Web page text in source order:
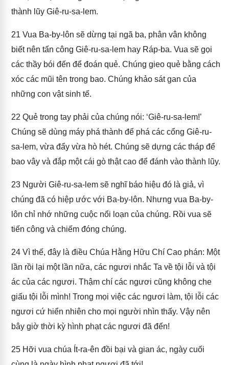
thành lũy Giê-ru-sa-lem.
21 Vua Ba-by-lôn sẽ dừng tại ngã ba, phân vân không
biết nên tấn công Giê-ru-sa-lem hay Ráp-ba. Vua sẽ gọi
các thầy bói đến để đoán quẻ. Chúng gieo quẻ bằng cách
xóc các mũi tên trong bao. Chúng khảo sát gan của
những con vật sinh tế.
22 Quẻ trong tay phải của chúng nói: ‘Giê-ru-sa-lem!’
Chúng sẽ dùng máy phá thành để phá các cổng Giê-ru-
sa-lem, vừa đẩy vừa hò hét. Chúng sẽ dựng các tháp để
bao vây và đắp một cái gò thật cao để đánh vào thành lũy.
23 Người Giê-ru-sa-lem sẽ nghĩ báo hiệu đó là giả, vì
chúng đã có hiệp ước với Ba-by-lôn. Nhưng vua Ba-by-
lôn chỉ nhớ những cuộc nổi loạn của chúng. Rồi vua sẽ
tiến công và chiếm đóng chúng.
24 Vì thế, đây là điều Chúa Hằng Hữu Chí Cao phán: Một
lần rồi lại một lần nữa, các ngươi nhắc Ta về tội lỗi và tội
ác của các ngươi. Thậm chí các ngươi cũng không che
giấu tội lỗi mình! Trong mọi việc các ngươi làm, tội lỗi các
ngươi cứ hiển nhiên cho mọi người nhìn thấy. Vậy nên
bây giờ thời kỳ hình phạt các ngươi đã đến!
25 Hỡi vua chúa Ít-ra-ên đồi bại và gian ác, ngày cuối